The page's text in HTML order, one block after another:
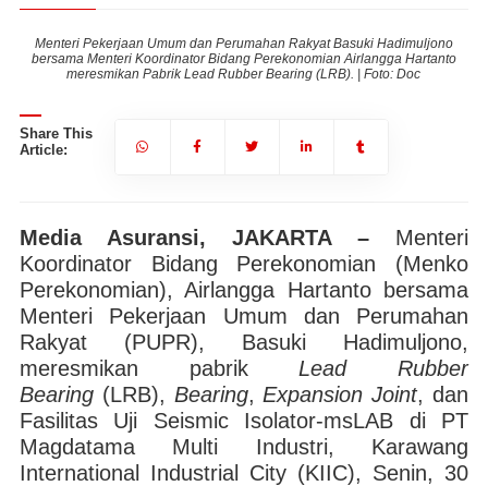
Menteri Pekerjaan Umum dan Perumahan Rakyat Basuki Hadimuljono
bersama Menteri Koordinator Bidang Perekonomian Airlangga Hartanto
meresmikan Pabrik Lead Rubber Bearing (LRB). | Foto: Doc
Share This
Article:
Media Asuransi, JAKARTA – Menteri
Koordinator Bidang Perekonomian (Menko
Perekonomian), Airlangga Hartanto bersama
Menteri Pekerjaan Umum dan Perumahan
Rakyat (PUPR), Basuki Hadimuljono,
meresmikan pabrik Lead Rubber
Bearing(LRB), Bearing, Expansion Joint, dan
Fasilitas Uji Seismic Isolator-msLAB di PT
Magdatama Multi Industri, Karawang
International Industrial City (KIIC), Senin, 30